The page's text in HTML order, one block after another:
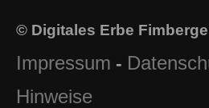
© Digitales Erbe
Impressum -
Hinweise